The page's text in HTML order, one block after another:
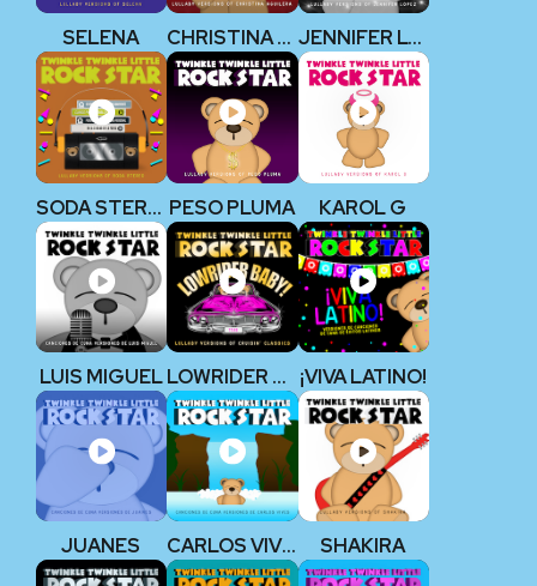
SELENA CHRISTINA AGUILERA JENNIFER LOPEZ
SODA STEREO PESO PLUMA KAROL G
LUIS MIGUEL LOWRIDER BABY! ¡VIVA LATINO!
JUANES CARLOS VIVES SHAKIRA